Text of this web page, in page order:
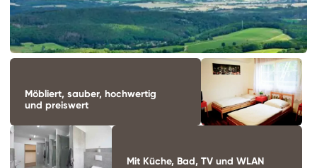
Möbliert, sauber, hochwertig
und preiswert
Mit Küche, Bad, TV und WLAN